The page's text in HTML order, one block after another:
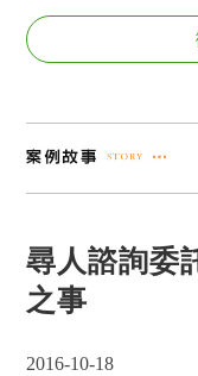
尋人諮詢委
之事
2016-10-18